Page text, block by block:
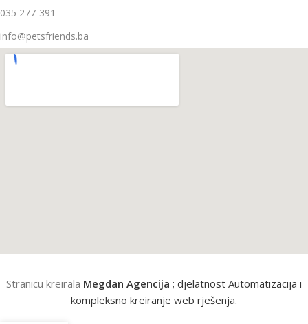
035 277-391
info@petsfriends.ba
Stranicu kreirala Megdan Agencija ; djelatnost Automatizacija i
kompleksno kreiranje web rješenja.